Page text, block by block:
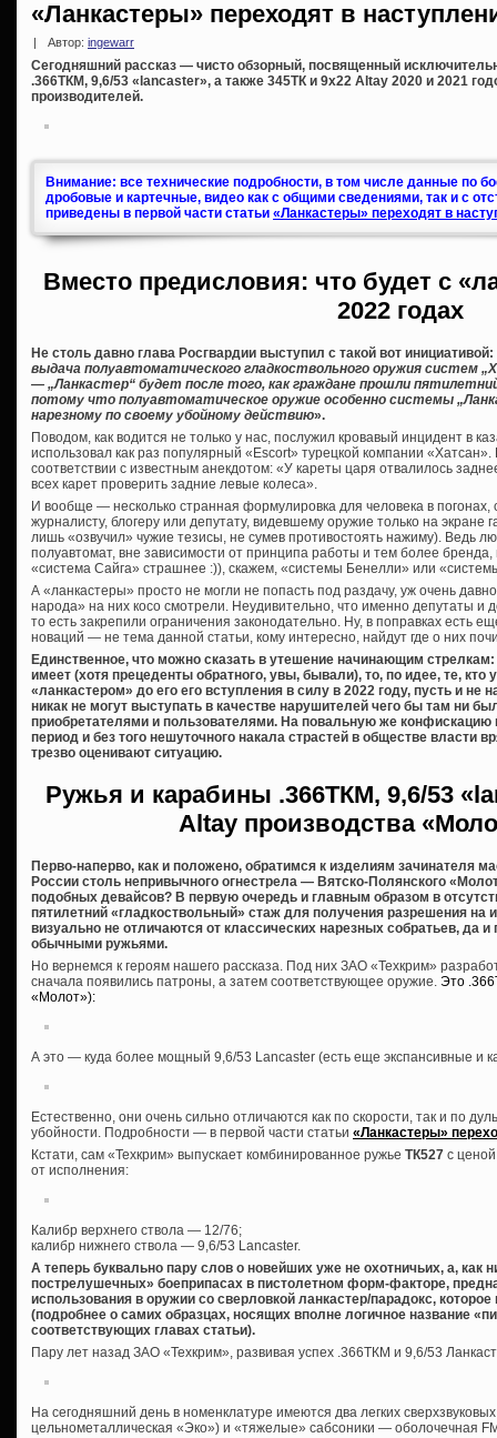
«Ланкастеры» переходят в
Автор: ingewarr
Сегодняшний рассказ — чисто обзорный, посвященный
.366ТКМ, 9,6/53 «lancaster», а также 345ТК и 9х22 Altay 2020 и 2021
производителей.
Внимание: все технические подробности, в том числе данные по
дробовые и картечные, видео как с общими сведениями, так и с
приведены в первой части статьи «Ланкастеры» переходят в
Вместо предисловия: что будет с
2022 годах
Не столь давно глава Росгвардии выступил с такой вот инициативой:
выдача полуавтоматического гладкоствольного оружия систем
— „Ланкастер“ будет после того, как граждане прошли
потому что полуавтоматическое оружие особенно системы
нарезному по своему убойному действию».
Поводом, как водится не только у нас, послужил кровавый инцидент в
использовал как раз популярный «Escort» турецкой компании «Хатсан».
соответствии с известным анекдотом: «У кареты царя отвалилось
всех карет проверить задние левые колеса».
И вообще — несколько странная формулировка для человека в
журналисту, блогеру или депутату, видевшему оружие только на экране
лишь «озвучил» чужие тезисы, не сумев противостоять нажиму). Ведь
полуавтомат, вне зависимости от принципа работы и тем более
«система Сайга» страшнее :)), скажем, «системы Бенелли» или
А «ланкастеры» просто не могли не попасть под раздачу, уж очень
народа» на них косо смотрели. Неудивительно, что именно депутаты и
то есть закрепили ограничения законодательно. Ну, в поправках есть
новаций — не тема данной статьи, кому интересно, найдут где о них
Единственное, что можно сказать в утешение начинающим
имеет (хотя прецеденты обратного, увы, бывали), то, по идее, те, кто
«ланкастером» до его его вступления в силу в 2022 году, пусть и не
никак не могут выступать в качестве нарушителей чего бы там ни
приобретателями и пользователями. На повальную же конфискацию
период и без того нешуточного накала страстей в обществе власти
трезво оценивают ситуацию.
Ружья и карабины .366ТКМ, 9,6/53
Altay производства
Перво-наперво, как и положено, обратимся к изделиям зачинателя
России столь непривычного огнестрела — Вятско-Полянского
подобных девайсов? В первую очередь и главным образом в
пятилетний «гладкоствольный» стаж для получения разрешения на
визуально не отличаются от классических нарезных собратьев, да
обычными ружьями.
Но вернемся к героям нашего рассказа. Под них ЗАО «Техкрим»
сначала появились патроны, а затем соответствующее оружие. Это
«Молот»):
А это — куда более мощный 9,6/53 Lancaster (есть еще экспансивные и
Естественно, они очень сильно отличаются как по скорости, так и по
убойности. Подробности — в первой части статьи «Ланкастеры»
Кстати, сам «Техкрим» выпускает комбинированное ружье ТК527 с
от исполнения:
Калибр верхнего ствола — 12/76;
калибр нижнего ствола — 9,6/53 Lancaster.
А теперь буквально пару слов о новейших уже не охотничьих, а, как
пострелушечных» боеприпасах в пистолетном форм-факторе,
использования в оружии со сверловкой ланкастер/парадокс,
(подробнее о самих образцах, носящих вполне логичное название
соответствующих главах статьи).
Пару лет назад ЗАО «Техкрим», развивая успех .366ТКМ и 9,6/53
На сегодняшний день в номенклатуре имеются два легких
цельнометаллическая «Эко») и «тяжелые» сабсоники — оболочечная